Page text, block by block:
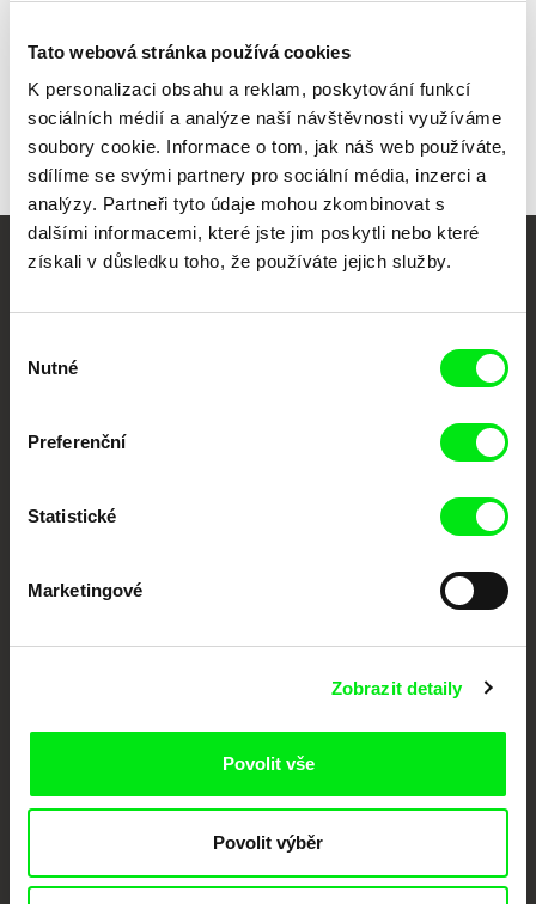
Tato webová stránka používá cookies
K personalizaci obsahu a reklam, poskytování funkcí
sociálních médií a analýze naší návštěvnosti využíváme
soubory cookie. Informace o tom, jak náš web používáte,
sdílíme se svými partnery pro sociální média, inzerci a
analýzy. Partneři tyto údaje mohou zkombinovat s
dalšími informacemi, které jste jim poskytli nebo které
získali v důsledku toho, že používáte jejich služby.
souhlasu
Nutné
Preferenční
Statistické
Marketingové
Zobrazit detaily
Povolit vše
Povolit výběr
Všichni režiséři
Vaše online
dokumentární kino
festivalů dokumentárního filmu sdružených do Doc Alliance. Naším cílem je
posouvat hranice dokumentárního filmu, propagovat jeho rozmanitost a